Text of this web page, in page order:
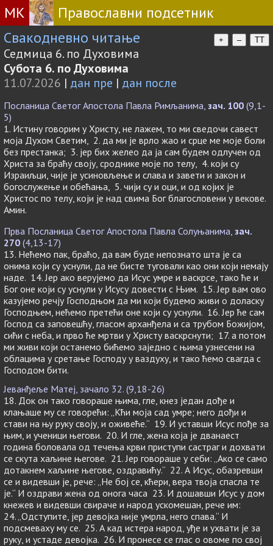
МК
Православни подсетник
Свакодневно читање
+ – TT
Седмица 6. по Духовима
Субота 6. по Духовима
11.07.2026 | дан пре | дан после
Посланица Светог Апостола Павла Римљанима, зач. 100 (9,1-
5)
1. Истину говорим у Христу, не лажем, то ми сведочи савест
моја Духом Светим, 2. да ми је врло жао и срце ме моје боли
без престанка; 3. јер бих желео да ја сам будем одлучен од
Христа за браћу своју, сроднике моје по телу, 4. који су
Израиљци, чије је усиновљење и слава и завети и закон и
богослужење и обећања, 5. чији су и оци, и од којих је
Христос по телу, који је над свима Бог благословени у векове.
Амин.
Прва Посланица Светог Апостола Павла Солуњанима, зач.
270 (4,13-17)
13. Нећемо пак, браћо, да вам буде непознато шта је са
онима који су уснули, да не бисте туговали као они који немају
наде. 14. Јер ако верујемо да Исус умре и васкрсе, тако ће и
Бог оне који су уснули у Исусу довести с Њим. 15. Јер вам ово
казујемо речју Господњом да ми који будемо живи о доласку
Господњем, нећемо претећи оне који су уснули. 16. Јер ће сам
Господ са заповешћу, гласом арханђела и са трубом Божијом,
сићи с неба, и прво ће мртви у Христу васкрснути; 17. а потом
ми живи који останемо бићемо заједно с њима узнесени на
облацима у сретање Господу у ваздуху, и тако ћемо свагда с
Господом бити.
Јеванђеље Матеј, зачало 32. (9,18-26)
18. Док он тако говораше њима, гле, кнез један дође и
клањаше му се говорећи: „Кћи моја сад умре; него дођи и
стави на њу руку своју, и оживеће.“ 19. И уставши Исус пође за
њим, и ученици његови. 20. И гле, жена која је дванаест
година боловала од течења крви приступи састраг и дохвати
се скута хаљине његове. 21. Јер говораше у себи: „Ако се само
дотакнем хаљине његове, оздравићу.“ 22. А Исус, обазревши
се и видевши је, рече: „Не бој се, кћери, вера твоја спасла те
је.“ И оздрави жена од онога часa 23. И дошавши Исус у дом
кнежев и видевши свираче и народ ускомешан, рече им:
24. „Одступите, јер девојка није умрла, него спава.“ И
подсмеваху му се. 25. А кад истера народ, уђе и ухвати је за
руку, и устаде девојка. 26. И пронесе се глас о овоме по свој